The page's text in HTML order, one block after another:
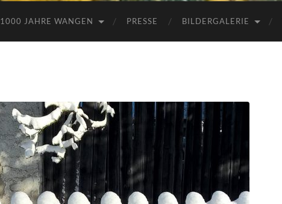
1000 JAHRE WANGEN PRESSE BILDERGALERIE